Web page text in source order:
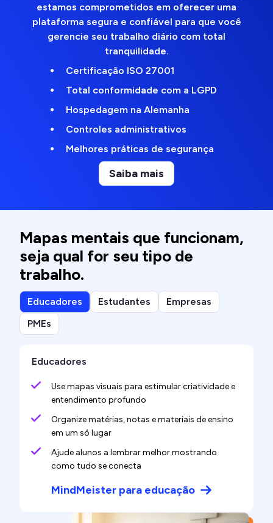
estamos comprometidos em oferecer uma
plataforma segura e confiável para que você
gerencie seu trabalho diário com total
tranquilidade.
Certificação ISO 27001
Total conformidade com a LGPD
Hospedagem na Alemanha
Controles administrativos
Melhores práticas de segurança
Saiba mais
Mapas mentais que funcionam,
seja qual for seu tipo de
trabalho.
Educadores Estudantes
Empresas
PMEs
Educadores
Use mapas visuais para estimular criatividade e
entendimento profundo
Organize matérias, notas e materiais de ensino
em um só lugar
Ajude alunos a lembrar melhor mostrando
como tudo se conecta
MindMeister para educação